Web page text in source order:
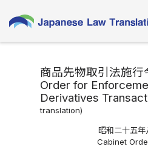
商品先物取引法施行
Order for
Derivatives
translation)
昭和二十五
Cabinet